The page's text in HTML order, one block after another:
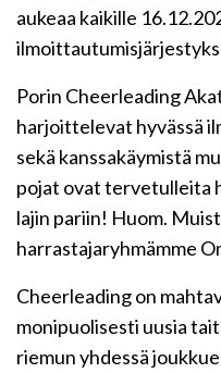
aukeaa kaikille
Porin Cheerleading
harjoittelevat hyvässä
sekä kanssakäymistä
pojat ovat tervetulleita
lajin pariin! Huom.
harrastajaryhmämme
Cheerleading on
monipuolisesti uusia
riemun yhdessä